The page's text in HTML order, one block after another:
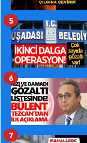
5
6
7